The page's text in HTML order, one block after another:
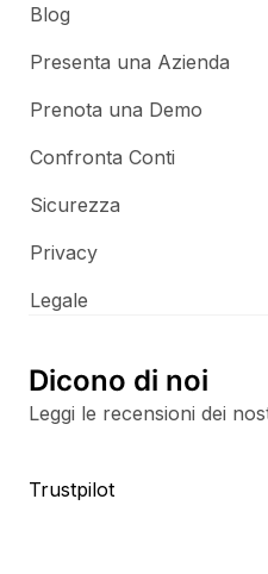
Blog
Presenta una Azienda
Prenota una Demo
Confronta Conti
Sicurezza
Privacy
Legale
Dicono di noi
Leggi le recensioni dei
Trustpilot